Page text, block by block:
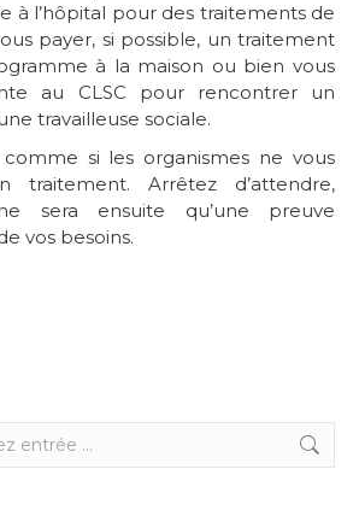
à l’hôpital pour des traitements de
payer, si possible, un traitement
à la maison ou bien vous
au CLSC pour rencontrer un
travailleuse sociale.
si les organismes ne vous
traitement. Arrêtez d’attendre,
sera ensuite qu’une preuve
vos besoins.